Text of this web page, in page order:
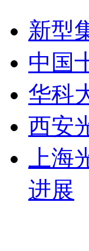
新型
中国
华科
西安
上
进展